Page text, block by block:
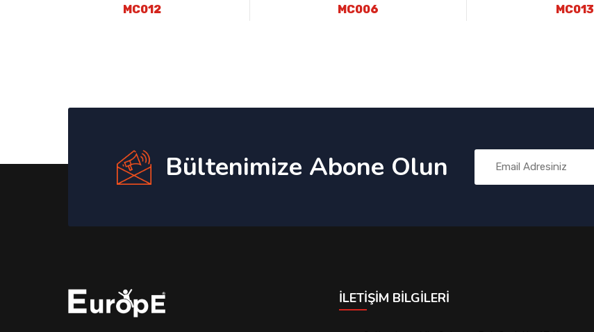
MC012 MC006 MC013
Bültenimize Abone Olun
İLETIŞIM BILGILERI